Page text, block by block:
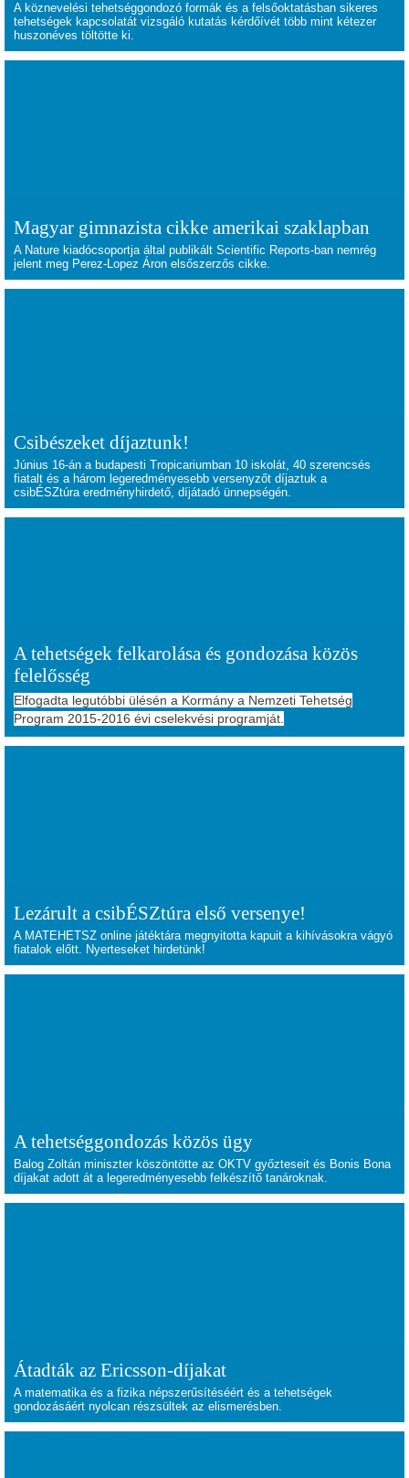
A köznevelési tehetséggondozó formák és a felsőoktatásban sikeres
tehetségek kapcsolatát vizsgáló kutatás kérdőívét több mint kétezer
huszonéves töltötte ki.
Magyar gimnazista cikke amerikai szaklapban
A Nature kiadócsoportja által publikált Scientific Reports-ban nemrég
jelent meg Perez-Lopez Áron elsőszerzős cikke.
Csibészeket díjaztunk!
Június 16-án a budapesti Tropicariumban 10 iskolát, 40 szerencsés
fiatalt és a három legeredményesebb versenyzőt díjaztuk a
csibÉSZtúra eredményhirdető, díjátadó ünnepségén.
A tehetségek felkarolása és gondozása közös
felelősség
Elfogadta legutóbbi ülésén a Kormány a Nemzeti Tehetség
Program 2015-2016 évi cselekvési programját.
Lezárult a csibÉSZtúra első versenye!
A MATEHETSZ online játéktára megnyitotta kapuit a kihívásokra vágyó
fiatalok előtt. Nyerteseket hirdetünk!
A tehetséggondozás közös ügy
Balog Zoltán miniszter köszöntötte az OKTV győzteseit és Bonis Bona
díjakat adott át a legeredményesebb felkészítő tanároknak.
Átadták az Ericsson-díjakat
A matematika és a fizika népszerűsítéséért és a tehetségek
gondozásáért nyolcan részsültek az elismerésben.